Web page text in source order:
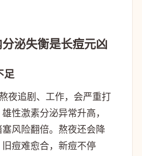
泌失衡是长痘元凶
足
夜追剧、工作，会严重打
性激素分泌异常升高，
风险翻倍。熬夜还会降
痘难愈合，新痘不停